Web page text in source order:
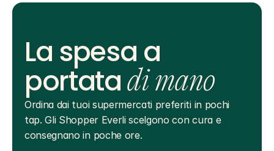
La spesa a
portatadi mano
Ordina dai tuoi supermercati preferiti in pochi
tap. Gli Shopper Everli scelgono con cura e
consegnano in poche ore.